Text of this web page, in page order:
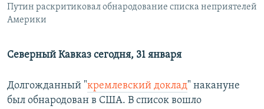
Все сайты РСЕ/РС
Путин раскритиковал обнародование списка неприятелей
Америки
Северный Кавказ сегодня, 31 января
Долгожданный "кремлевский доклад" накануне
был обнародован в США. В список вошло